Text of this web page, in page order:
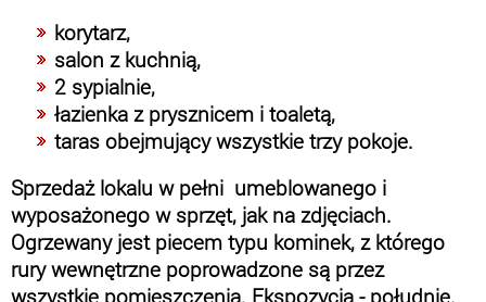
korytarz,
salon z kuchnią,
2 sypialnie,
łazienka z prysznicem i toaletą,
taras obejmujący wszystkie trzy pokoje.
Sprzedaż lokalu w pełni umeblowanego i
wyposażonego w sprzęt, jak na zdjęciach.
Ogrzewany jest piecem typu kominek, z którego
rury wewnętrzne poprowadzone są przez
wszystkie pomieszczenia. Ekspozycja - południe.